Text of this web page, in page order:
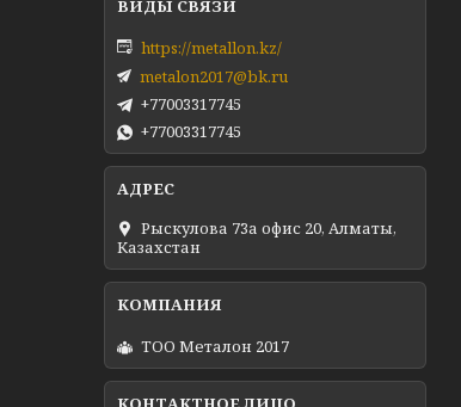
https://metallon.kz/
metalon2017@bk.ru
+77003317745
+77003317745
Рыскулова 73а офис 20, Алматы,
Казахстан
ТОО Металон 2017